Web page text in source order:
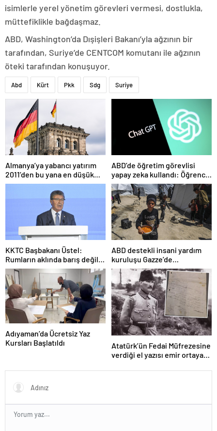
isimlerle yerel yönetim görevleri vermesi, dostlukla,
müttefiklikle bağdaşmaz.
ABD, Washington’da Dışişleri Bakanı’yla ağzının bir
tarafından, Suriye’de CENTCOM komutanı ile ağzının
öteki tarafından konuşuyor.
Abd Kürt Pkk Sdg Suriye
Almanya’ya yabancı yatırım
2011’den bu yana en düşük
seviyede
ABD’de öğretim görevlisi
yapay zeka kullandı: Öğrenci
ders ücretini geri istedi
KKTC Başbakanı Üstel:
Rumların aklında barış değil
savaş var
ABD destekli insani yardım
kuruluşu Gazze’de
faaliyetlerini başlatacağını
duyurdu
Adıyaman’da Ücretsiz Yaz
Kursları Başlatıldı
Atatürk’ün Fedai Müfrezesine
verdiği el yazısı emir ortaya